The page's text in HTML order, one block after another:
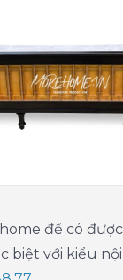
để có
biệt với kiểu